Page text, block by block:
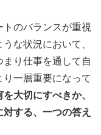
のバランスが重視
な状況において、
り仕事を通して自
一層重要になって
大切にすべきか、
する、一つの答え